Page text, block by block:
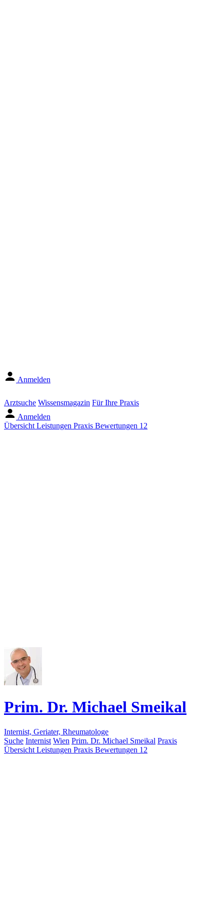
Anmelden
Arztsuche Wissensmagazin Für Ihre Praxis
Anmelden
Übersicht Leistungen Praxis Bewertungen 12
Prim. Dr. Michael Smeikal
Internist, Geriater, Rheumatologe
Suche Internist Wien Prim. Dr. Michael Smeikal Praxis
Übersicht Leistungen Praxis Bewertungen 12